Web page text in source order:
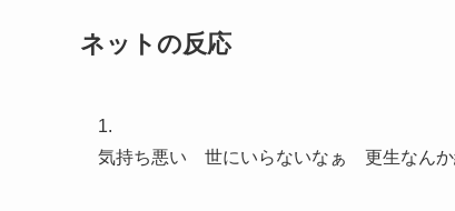
ネットの反応
1.
気持ち悪い 世にいらないなぁ 更生なんか